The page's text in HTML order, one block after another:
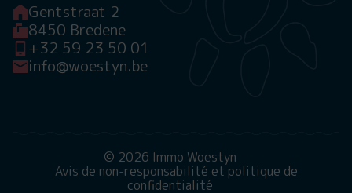
Gentstraat 2
8450 Bredene
+32 59 23 50 01
info@woestyn.be
© 2026 Immo Woestyn
Avis de non-responsabilité et politique de
confidentialité